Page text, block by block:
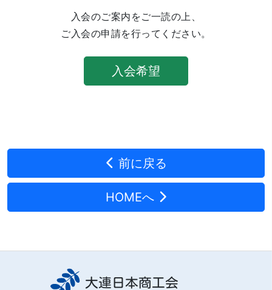
入会のご案内をご一読の上、
ご入会の申請を行ってください。
入会希望
前に戻る
HOMEへ
大連日本商工会